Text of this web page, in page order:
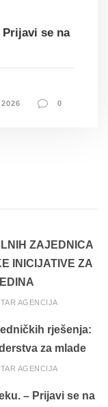
se na
0
ZAJEDNICA
INICIJATIVE ZA
AGENCIJA
rješenja:
za mlade
AGENCIJA
– Prijavi se na